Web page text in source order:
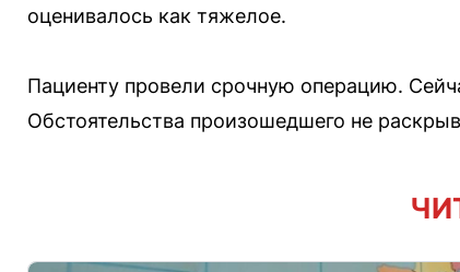
оценивалось как тяжелое.
Пациенту провели срочную операцию.
Обстоятельства произошедшего не